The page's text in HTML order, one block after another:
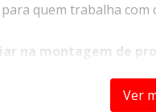
quem trabalha
na montagem de
cabeça de vidro Ver